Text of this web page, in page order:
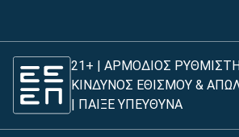
21+ | ΑΡΜΟΔΙΟΣ
ΚΙΝΔΥΝΟΣ ΕΘΙΣΜΟΥ &
| ΠΑΙΞΕ ΥΠΕΥΘΥΝΑ